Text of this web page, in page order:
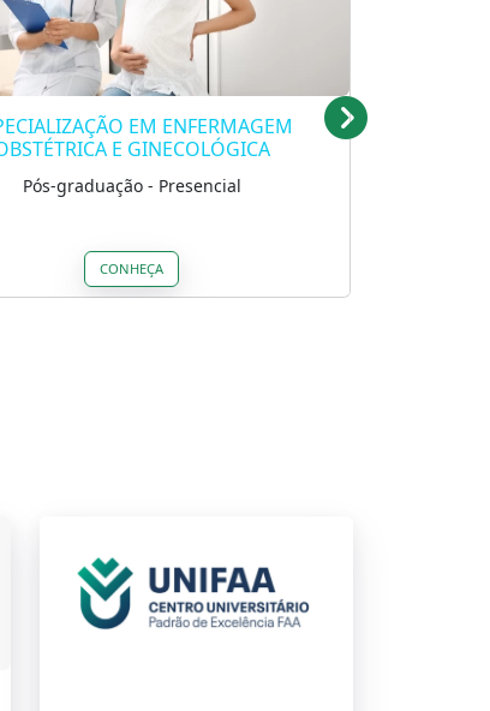
EM ESTRATÉGIA DA
E DA FAMÍLIA COM ÊNFASE EM
CONHEÇA